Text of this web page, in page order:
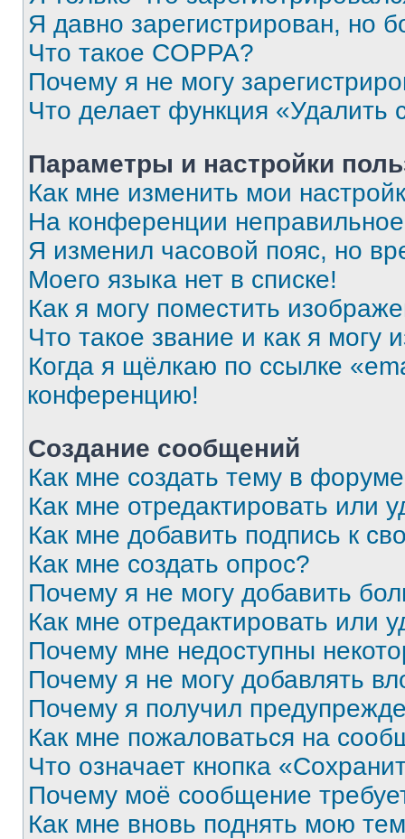
Я давно зарегистрирован, но
Что такое COPPA?
Почему я не могу
Что делает функция «Удалить
Параметры и настройки
Как мне изменить мои
На конференции
Я изменил часовой пояс, но
Моего языка нет в списке!
Как я могу поместить
Что такое звание и как я могу
Когда я щёлкаю по ссылке
конференцию!
Создание сообщений
Как мне создать тему в
Как мне отредактировать или
Как мне добавить подпись к
Как мне создать опрос?
Почему я не могу добавить
Как мне отредактировать или
Почему мне недоступны
Почему я не могу добавлять
Почему я получил
Как мне пожаловаться на
Что означает кнопка
Почему моё сообщение
Как мне вновь поднять мою